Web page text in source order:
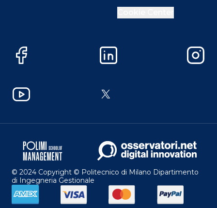
Facebook LinkedIn
YouTube X
© 2024 Copyright © Politecnico di Milano Dipartimento
di Ingegneria Gestionale